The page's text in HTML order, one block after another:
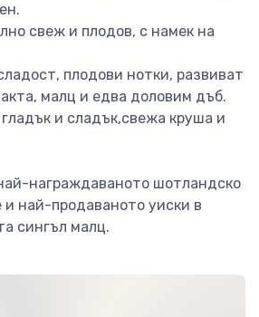
свеж и плодов, с намек на
плодови нотки, развиват
малц и едва доловим дъб.
и сладък,свежа круша и
награждаваното шотландско
и най-продаваното уиски в
сингъл малц.